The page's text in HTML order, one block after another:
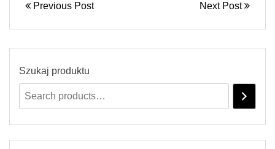
Previous Post Next Post
Szukaj produktu